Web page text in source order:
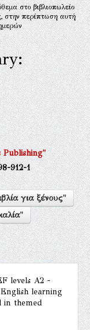
στο βιβλιοπωλείο
στην περίπτωση αυτή
Publishing"
912-1
για ξένους"
levels A2 -
learning
in themed